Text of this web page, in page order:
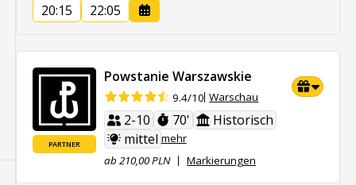
20:15
22:05
PARTNER
Powstanie Warszawskie
9.4/10 Warschau
2-10 70'
Historisch
mittel mehr
ab 210,00 PLN
Markierungen